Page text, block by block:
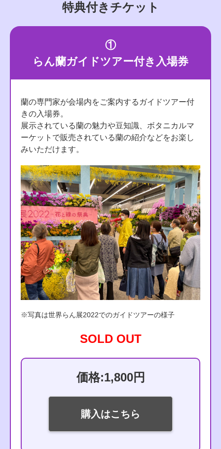
特典付きチケット
①
らん蘭ガイドツアー付き入場券
蘭の専門家が会場内をご案内するガイドツアー付
きの入場券。
展示されている蘭の魅力や豆知識、ボタニカルマ
ーケットで販売されている蘭の紹介などをお楽し
みいただけます。
※写真は世界らん展2022でのガイドツアーの様子
SOLD OUT
価格:1,800円
購入はこちら